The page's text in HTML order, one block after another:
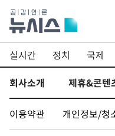
실시간 정치 국제
회사소개
제휴&콘텐
이용약관 개인정보/청